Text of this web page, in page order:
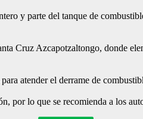
y parte del tanque de
Cruz Azcapotzaltongo, donde
atender el derrame de
por lo que se recomienda a los